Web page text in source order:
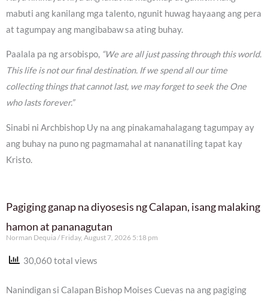
mabuti ang kanilang mga talento, ngunit huwag hayaang ang pera
at tagumpay ang mangibabaw sa ating buhay.
Paalala pa ng arsobispo, “We are all just passing through this world.
This life is not our final destination. If we spend all our time
collecting things that cannot last, we may forget to seek the One
who lasts forever.”
Sinabi ni Archbishop Uy na ang pinakamahalagang tagumpay ay
ang buhay na puno ng pagmamahal at nananatiling tapat kay
Kristo.
Pagiging ganap na diyosesis ng Calapan, isang malaking
hamon at pananagutan
Norman Dequia Friday, August 7, 2026 5:18 pm
30,060 total views
Nanindigan si Calapan Bishop Moises Cuevas na ang pagiging